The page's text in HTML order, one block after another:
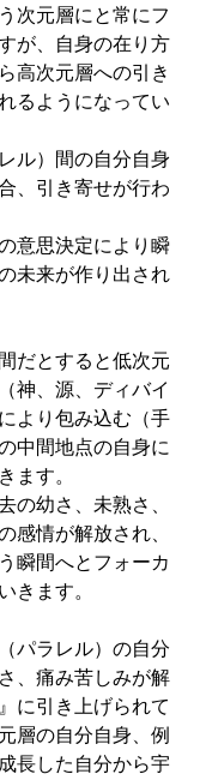
次元層にと常にフ
が、自身の在り方
高次元層への引き
るようになってい
ル）間の自分自身
、引き寄せが行わ
意思決定により瞬
未来が作り出され
だとすると低次元
神、源、ディバイ
より包み込む（手
中間地点の自身に
ます。
の幼さ、未熟さ、
感情が解放され、
瞬間へとフォーカ
きます。
パラレル）の自分
、痛み苦しみが解
に引き上げられて
層の自分自身、例
長した自分から宇